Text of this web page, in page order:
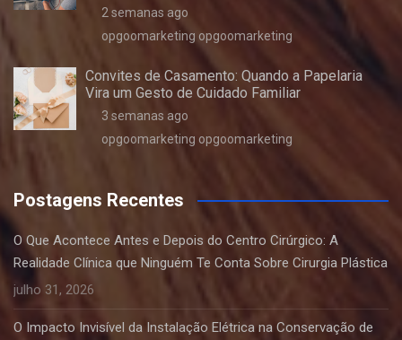
2 semanas ago
opgoomarketing opgoomarketing
Convites de Casamento: Quando a Papelaria
Vira um Gesto de Cuidado Familiar
3 semanas ago
opgoomarketing opgoomarketing
Postagens Recentes
O Que Acontece Antes e Depois do Centro Cirúrgico: A
Realidade Clínica que Ninguém Te Conta Sobre Cirurgia Plástica
julho 31, 2026
O Impacto Invisível da Instalação Elétrica na Conservação de